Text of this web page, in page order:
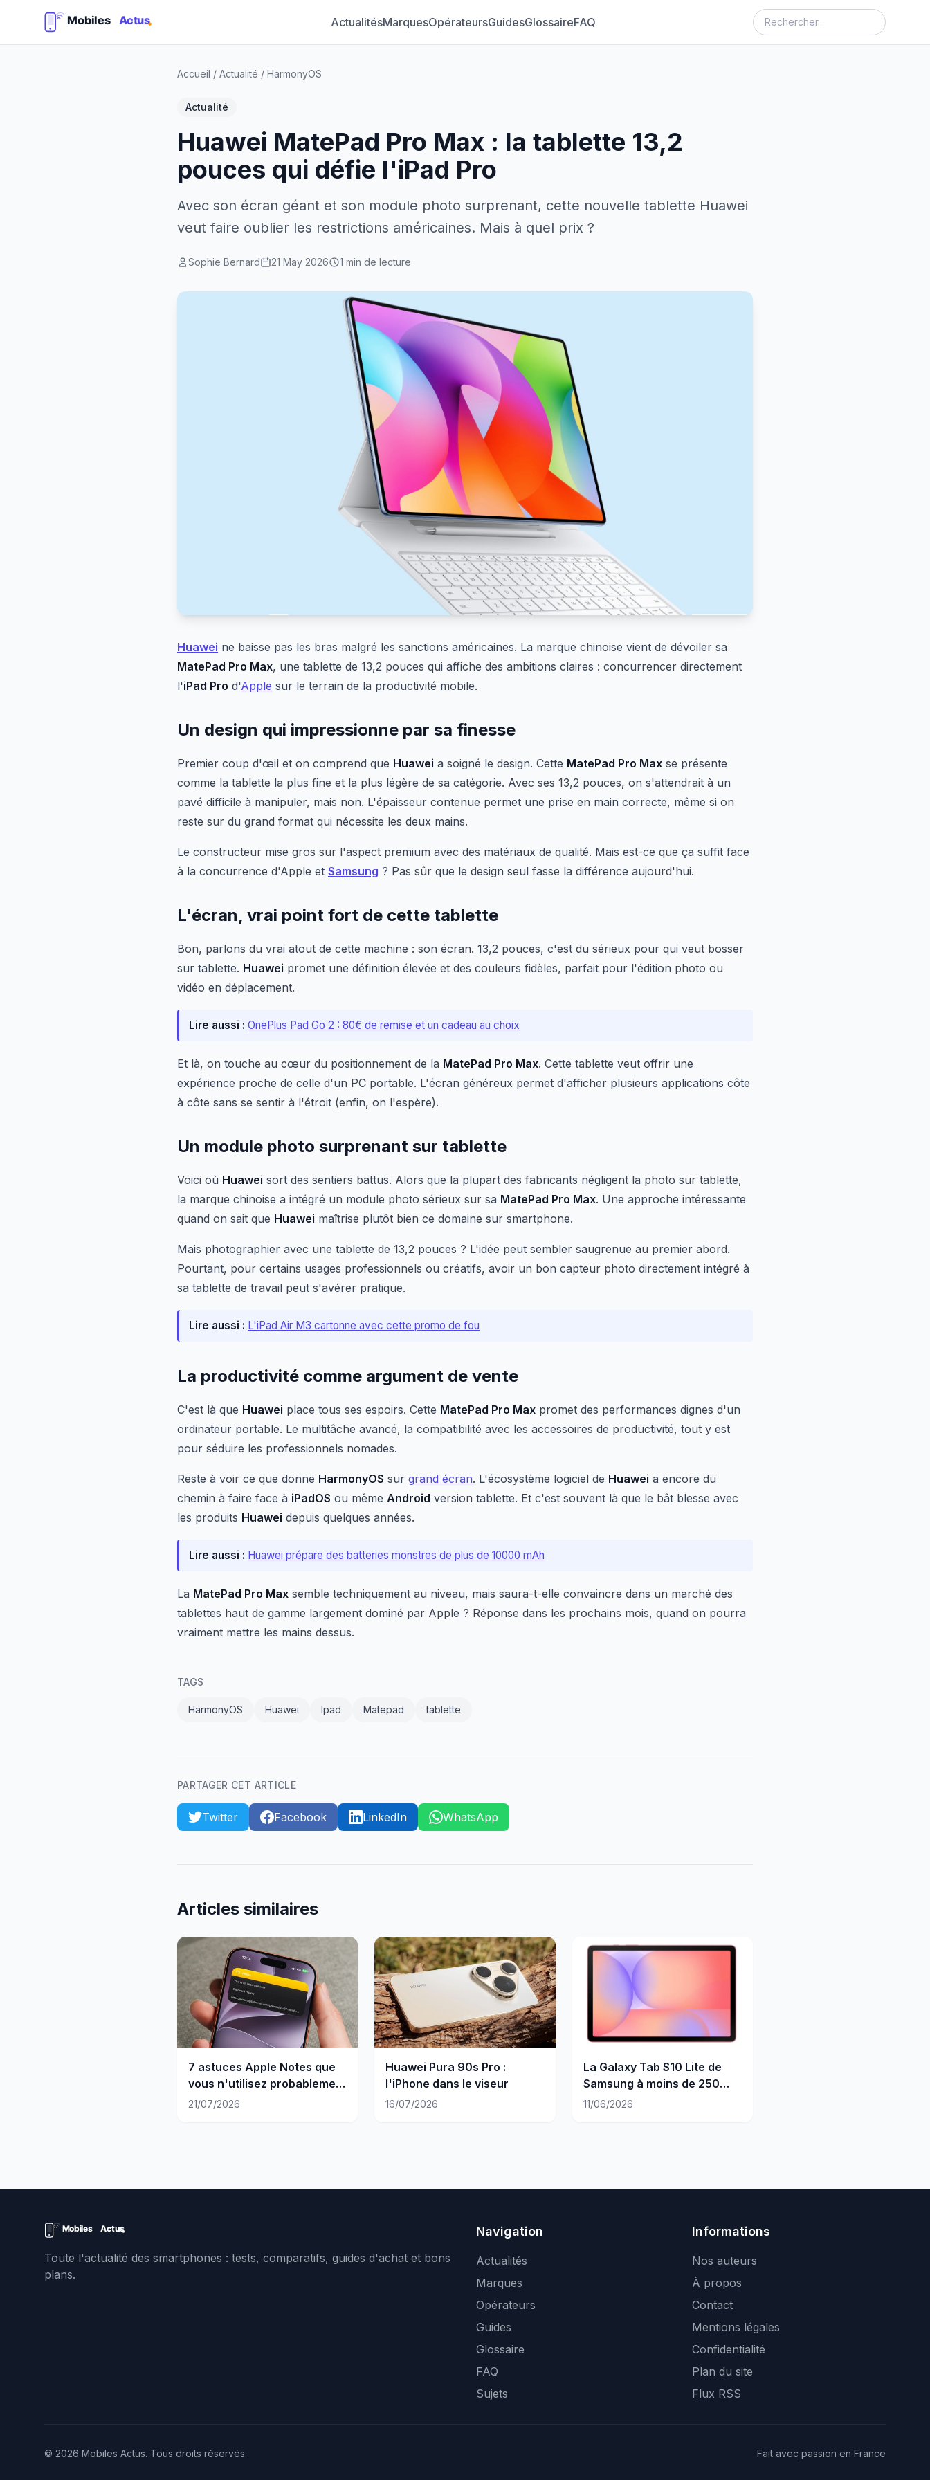
ActualitésMarquesOpérateursGuidesGlossaireFAQ
Accueil / Actualité / HarmonyOS
Actualité
Huawei MatePad Pro Max : la tablette 13,2
pouces qui défie l'iPad Pro
Avec son écran géant et son module photo surprenant, cette nouvelle tablette Huawei
veut faire oublier les restrictions américaines. Mais à quel prix ?
Sophie Bernard 21 May 2026 1 min de lecture
Huawei ne baisse pas les bras malgré les sanctions américaines. La marque chinoise vient de dévoiler sa
MatePad Pro Max, une tablette de 13,2 pouces qui affiche des ambitions claires : concurrencer directement
l'iPad Pro d'Apple sur le terrain de la productivité mobile.
Un design qui impressionne par sa finesse
Premier coup d'œil et on comprend que Huawei a soigné le design. Cette MatePad Pro Max se présente
comme la tablette la plus fine et la plus légère de sa catégorie. Avec ses 13,2 pouces, on s'attendrait à un
pavé difficile à manipuler, mais non. L'épaisseur contenue permet une prise en main correcte, même si on
reste sur du grand format qui nécessite les deux mains.
Le constructeur mise gros sur l'aspect premium avec des matériaux de qualité. Mais est-ce que ça suffit face
à la concurrence d'Apple et Samsung ? Pas sûr que le design seul fasse la différence aujourd'hui.
L'écran, vrai point fort de cette tablette
Bon, parlons du vrai atout de cette machine : son écran. 13,2 pouces, c'est du sérieux pour qui veut bosser
sur tablette. Huawei promet une définition élevée et des couleurs fidèles, parfait pour l'édition photo ou
vidéo en déplacement.
Lire aussi : OnePlus Pad Go 2 : 80€ de remise et un cadeau au choix
Et là, on touche au cœur du positionnement de la MatePad Pro Max. Cette tablette veut offrir une
expérience proche de celle d'un PC portable. L'écran généreux permet d'afficher plusieurs applications côte
à côte sans se sentir à l'étroit (enfin, on l'espère).
Un module photo surprenant sur tablette
Voici où Huawei sort des sentiers battus. Alors que la plupart des fabricants négligent la photo sur tablette,
la marque chinoise a intégré un module photo sérieux sur sa MatePad Pro Max. Une approche intéressante
quand on sait que Huawei maîtrise plutôt bien ce domaine sur smartphone.
Mais photographier avec une tablette de 13,2 pouces ? L'idée peut sembler saugrenue au premier abord.
Pourtant, pour certains usages professionnels ou créatifs, avoir un bon capteur photo directement intégré à
sa tablette de travail peut s'avérer pratique.
Lire aussi : L'iPad Air M3 cartonne avec cette promo de fou
La productivité comme argument de vente
C'est là que Huawei place tous ses espoirs. Cette MatePad Pro Max promet des performances dignes d'un
ordinateur portable. Le multitâche avancé, la compatibilité avec les accessoires de productivité, tout y est
pour séduire les professionnels nomades.
Reste à voir ce que donne HarmonyOS sur grand écran. L'écosystème logiciel de Huawei a encore du
chemin à faire face à iPadOS ou même Android version tablette. Et c'est souvent là que le bât blesse avec
les produits Huawei depuis quelques années.
Lire aussi : Huawei prépare des batteries monstres de plus de 10000 mAh
La MatePad Pro Max semble techniquement au niveau, mais saura-t-elle convaincre dans un marché des
tablettes haut de gamme largement dominé par Apple ? Réponse dans les prochains mois, quand on pourra
vraiment mettre les mains dessus.
TAGS
HarmonyOS Huawei Ipad Matepad tablette
PARTAGER CET ARTICLE
Twitter Facebook LinkedIn WhatsApp
Articles similaires
7 astuces Apple Notes que
vous n'utilisez probablement
pas
21/07/2026
Huawei Pura 90s Pro :
l'iPhone dans le viseur
16/07/2026
La Galaxy Tab S10 Lite de
Samsung à moins de 250
euros
11/06/2026
Toute l'actualité des smartphones : tests, comparatifs, guides d'achat et bons
plans.
Navigation
Actualités
Marques
Opérateurs
Guides
Glossaire
FAQ
Sujets
Informations
Nos auteurs
À propos
Contact
Mentions légales
Confidentialité
Plan du site
Flux RSS
© 2026 Mobiles Actus. Tous droits réservés. Fait avec passion en France